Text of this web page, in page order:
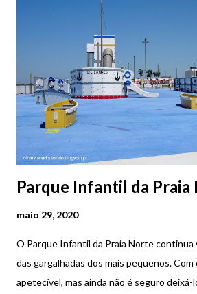
Parque Infantil da
maio 29, 2020
O Parque Infantil da Praia Norte continua
das gargalhadas dos mais pequenos.
apetecível, mas ainda não é seguro deixá-